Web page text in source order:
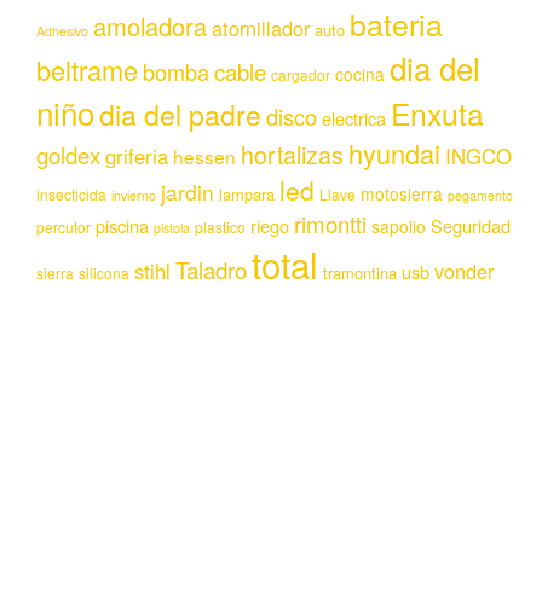
Adhesivo amoladoraatornillador auto bateria
beltramebombacable cargador cocina dia del
niñodia del padrediscoelectrica Enxuta
goldexgriferia hessen hortalizas hyundai INGCO
insecticida invierno jardin lampara led Llave motosierra pegamento
percutor piscina pistola plastico riego rimontti sapolio Seguridad
sierra silicona stihl Taladrototal tramontina usbvonder